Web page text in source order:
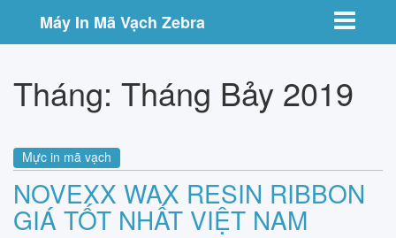
Toggle
Máy In Mã Vạch Zebra
Tháng: Tháng Bảy 2019
Mực in mã vạch
NOVEXX WAX RESIN RIBBON
GIÁ TỐT NHẤT VIỆT NAM